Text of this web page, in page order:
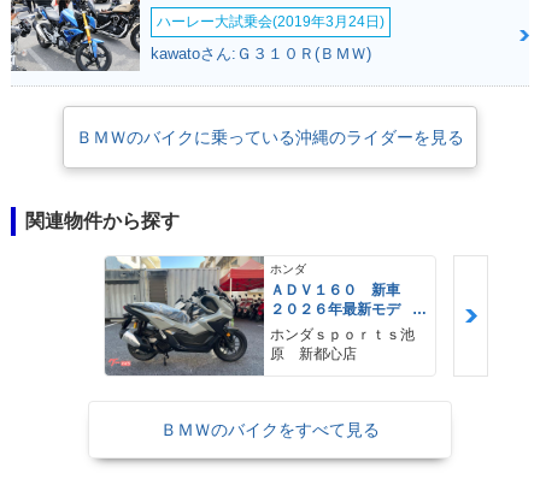
ハーレー大試乗会(2019年3月24日)
kawatoさん:Ｇ３１０Ｒ(ＢＭＷ)
ＢＭＷのバイクに乗っている沖縄のライダーを見る
関連物件から探す
ホンダ
ＡＤＶ１６０ 新車
２０２６年最新モデ
ル パールスモーキー
グレー スマートキ
ー ２９Ｌメットイ
ホンダｓｐｏｒｔｓ池
原 新都心店
ＢＭＷのバイクをすべて見る